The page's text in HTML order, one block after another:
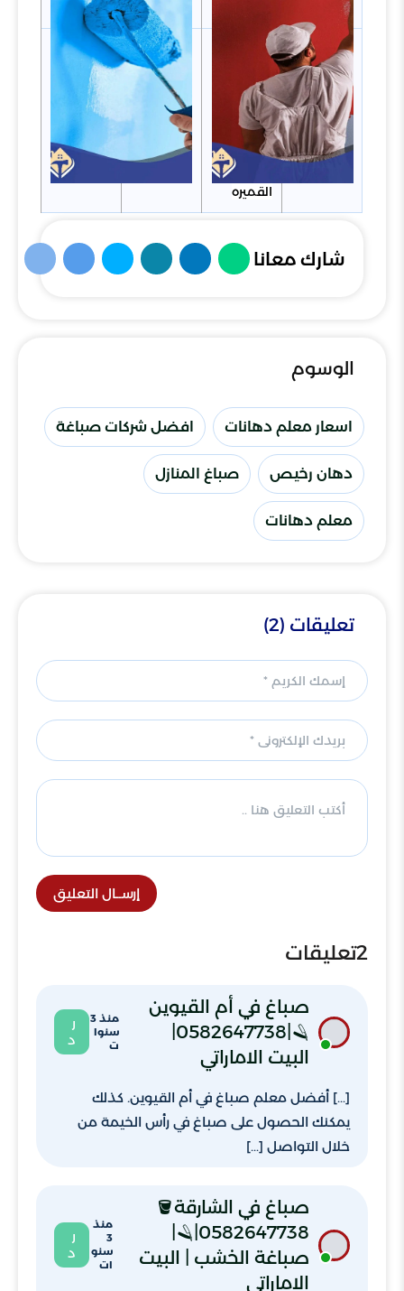
الجميره
حي
النصلة
فني
صباغ
رأس
الخيمة
في حي
القميره
حي غليلة
حي
الشريشة
شارك معانا
الوسوم
اسعار معلم دهانات افضل شركات صباغة
دهان رخيص صباغ المنازل
معلم دهانات
تعليقات (2)
إرســال التعليق
2تعليقات
صباغ في أم القيوين
البيت الاماراتي
منذ 3
سنوا
ت
ر
د
[…] أفضل معلم صباغ في أم القيوين. كذلك
يمكنك الحصول على صباغ في رأس الخيمة من
خلال التواصل […]
صباغ في الشارقة🪣
صباغة الخشب | البيت
الاماراتي
منذ
3
سنو
ات
ر
د